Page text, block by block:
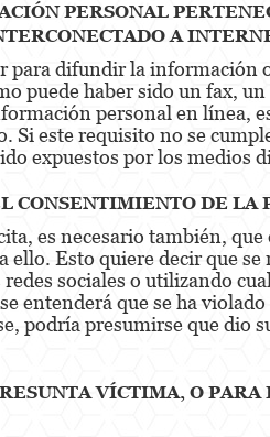
PERSONAL
A
para difundir la información
puede haber sido un fax,
personal en línea,
este requisito no se
expuestos por los medios
CONSENTIMIENTO DE LA
es necesario también,
Esto quiere decir que se
sociales o utilizando
entenderá que se ha
podría presumirse que dio
VÍCTIMA, O PARA